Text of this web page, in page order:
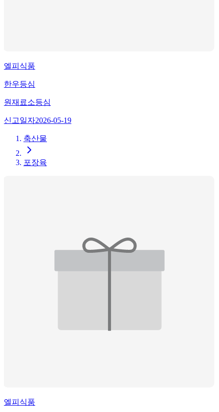
엘피식품
한우등심
원재료소등심
신고일자2026-05-19
축산물
포장육
엘피식품